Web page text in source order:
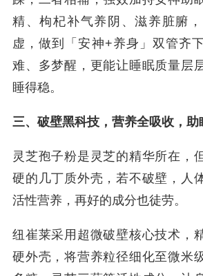
精、枸杞补气养阴、滋养脏腑
虚，做到「安神+养身」双管齐
难、多梦醒，更能让睡眠质量层
睡得稳。
三、破壁黑科技，营养全吸收，助
灵芝孢子粉是灵芝的精华所在，
硬的几丁质外壳，若不破壁，人
活性营养，再好的成分也徒劳。
纽崔莱采用超微破壁核心技术，
硬外壳，将营养粒径细化至微米